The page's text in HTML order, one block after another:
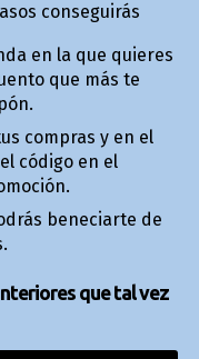
conseguirás
en la que quieres
que más te
compras y en el
código en el
beneficiarte de
que tal vez